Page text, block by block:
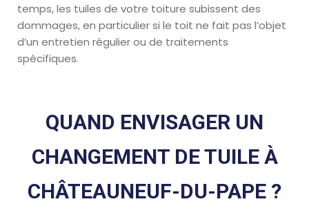
temps, les tuiles de votre toiture subissent des
dommages, en particulier si le toit ne fait pas l’objet
d’un entretien régulier ou de traitements
spécifiques.
QUAND ENVISAGER UN
CHANGEMENT DE TUILE À
CHÂTEAUNEUF-DU-PAPE ?